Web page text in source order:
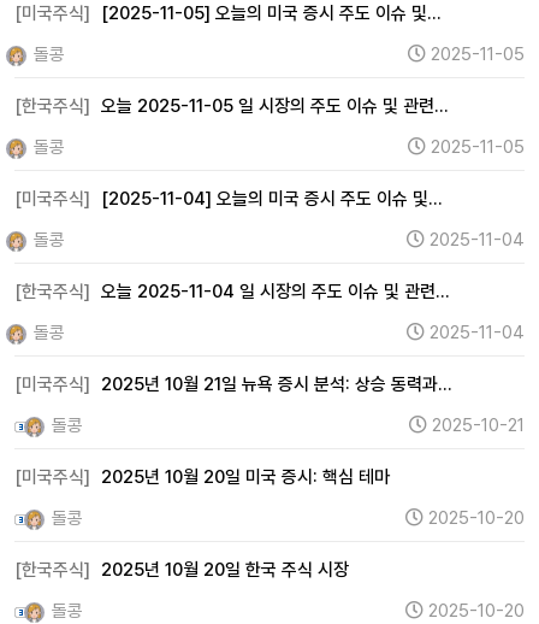
[미국주식]
[2025-11-05] 오늘의 미국 증시 주도 이슈 및…
돌콩
2025-11-05
[한국주식] 오늘 2025-11-05 일 시장의 주도 이슈 및 관련…
돌콩
2025-11-05
[미국주식]
[2025-11-04] 오늘의 미국 증시 주도 이슈 및…
돌콩
2025-11-04
[한국주식] 오늘 2025-11-04 일 시장의 주도 이슈 및 관련…
돌콩
2025-11-04
[미국주식]
2025년 10월 21일 뉴욕 증시 분석: 상승 동력과…
돌콩
2025-10-21
[미국주식]
2025년 10월 20일 미국 증시: 핵심 테마
돌콩
2025-10-20
[한국주식]
2025년 10월 20일 한국 주식 시장
돌콩
2025-10-20